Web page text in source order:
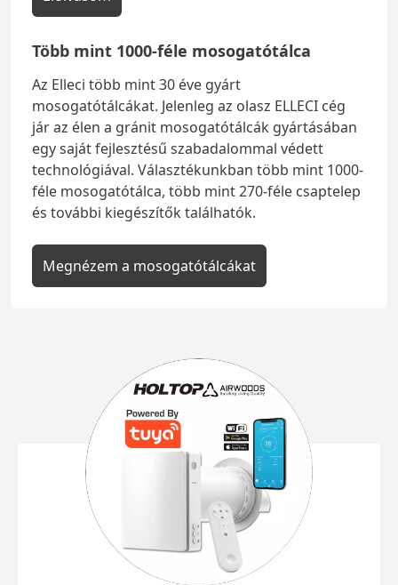
Több mint 1000-féle mosogatótálca
Az Elleci több mint 30 éve gyárt
mosogatótálcákat. Jelenleg az olasz ELLECI cég
jár az élen a gránit mosogatótálcák gyártásában
egy saját fejlesztésű szabadalommal védett
technológiával. Választékunkban több mint 1000-
féle mosogatótálca, több mint 270-féle csaptelep
és további kiegészítők találhatók.
Megnézem a mosogatótálcákat